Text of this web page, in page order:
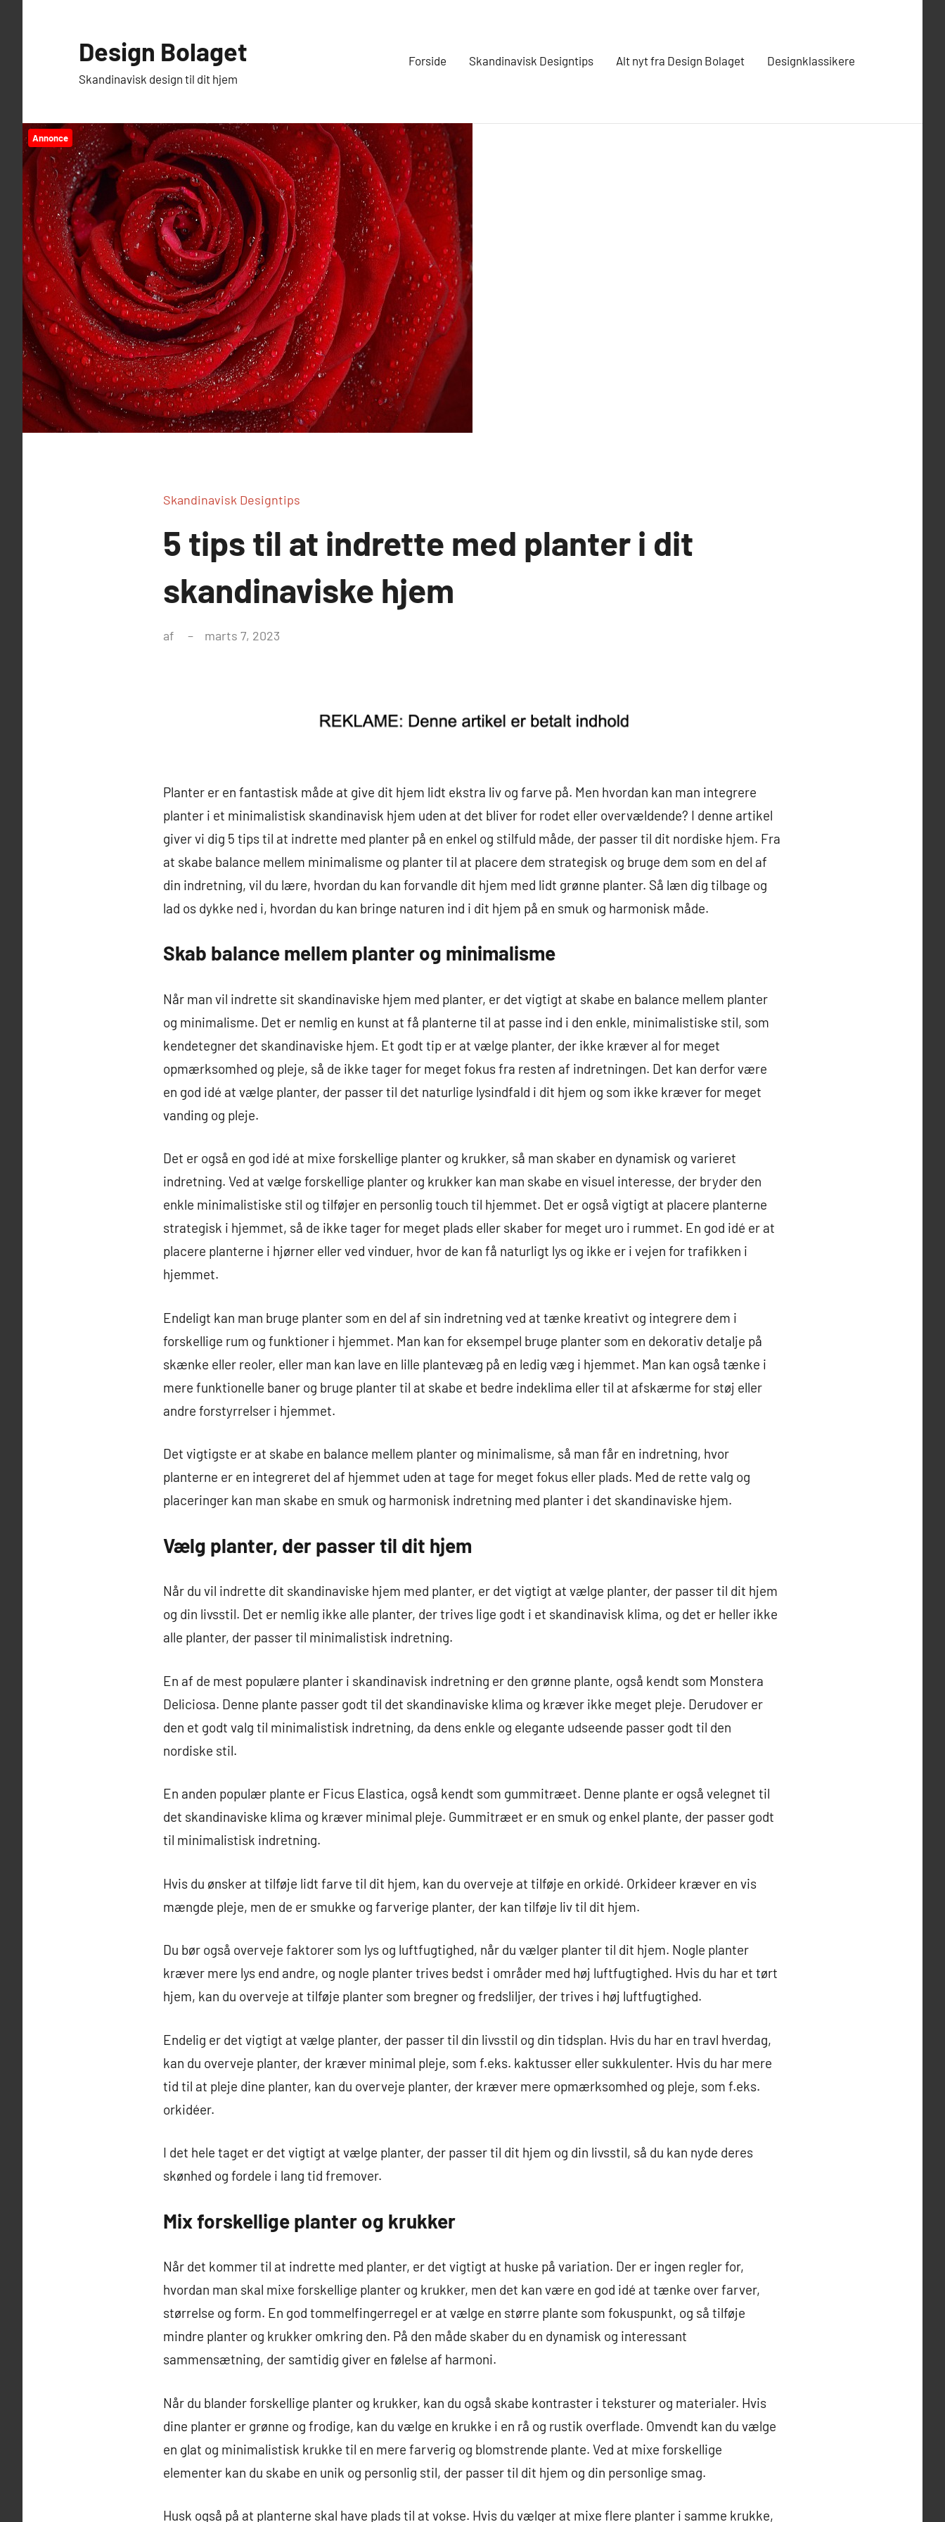
Design Bolaget
Skandinavisk design til dit hjem
Forside Skandinavisk Designtips Alt nyt fra Design Bolaget Designklassikere
Annonce
Skandinavisk Designtips
5 tips til at indrette med planter i dit
skandinaviske hjem
af marts 7, 2023
Planter er en fantastisk måde at give dit hjem lidt ekstra liv og farve på. Men hvordan kan man integrere
planter i et minimalistisk skandinavisk hjem uden at det bliver for rodet eller overvældende? I denne artikel
giver vi dig 5 tips til at indrette med planter på en enkel og stilfuld måde, der passer til dit nordiske hjem. Fra
at skabe balance mellem minimalisme og planter til at placere dem strategisk og bruge dem som en del af
din indretning, vil du lære, hvordan du kan forvandle dit hjem med lidt grønne planter. Så læn dig tilbage og
lad os dykke ned i, hvordan du kan bringe naturen ind i dit hjem på en smuk og harmonisk måde.
Skab balance mellem planter og minimalisme
Når man vil indrette sit skandinaviske hjem med planter, er det vigtigt at skabe en balance mellem planter
og minimalisme. Det er nemlig en kunst at få planterne til at passe ind i den enkle, minimalistiske stil, som
kendetegner det skandinaviske hjem. Et godt tip er at vælge planter, der ikke kræver al for meget
opmærksomhed og pleje, så de ikke tager for meget fokus fra resten af indretningen. Det kan derfor være
en god idé at vælge planter, der passer til det naturlige lysindfald i dit hjem og som ikke kræver for meget
vanding og pleje.
Det er også en god idé at mixe forskellige planter og krukker, så man skaber en dynamisk og varieret
indretning. Ved at vælge forskellige planter og krukker kan man skabe en visuel interesse, der bryder den
enkle minimalistiske stil og tilføjer en personlig touch til hjemmet. Det er også vigtigt at placere planterne
strategisk i hjemmet, så de ikke tager for meget plads eller skaber for meget uro i rummet. En god idé er at
placere planterne i hjørner eller ved vinduer, hvor de kan få naturligt lys og ikke er i vejen for trafikken i
hjemmet.
Endeligt kan man bruge planter som en del af sin indretning ved at tænke kreativt og integrere dem i
forskellige rum og funktioner i hjemmet. Man kan for eksempel bruge planter som en dekorativ detalje på
skænke eller reoler, eller man kan lave en lille plantevæg på en ledig væg i hjemmet. Man kan også tænke i
mere funktionelle baner og bruge planter til at skabe et bedre indeklima eller til at afskærme for støj eller
andre forstyrrelser i hjemmet.
Det vigtigste er at skabe en balance mellem planter og minimalisme, så man får en indretning, hvor
planterne er en integreret del af hjemmet uden at tage for meget fokus eller plads. Med de rette valg og
placeringer kan man skabe en smuk og harmonisk indretning med planter i det skandinaviske hjem.
Vælg planter, der passer til dit hjem
Når du vil indrette dit skandinaviske hjem med planter, er det vigtigt at vælge planter, der passer til dit hjem
og din livsstil. Det er nemlig ikke alle planter, der trives lige godt i et skandinavisk klima, og det er heller ikke
alle planter, der passer til minimalistisk indretning.
En af de mest populære planter i skandinavisk indretning er den grønne plante, også kendt som Monstera
Deliciosa. Denne plante passer godt til det skandinaviske klima og kræver ikke meget pleje. Derudover er
den et godt valg til minimalistisk indretning, da dens enkle og elegante udseende passer godt til den
nordiske stil.
En anden populær plante er Ficus Elastica, også kendt som gummitræet. Denne plante er også velegnet til
det skandinaviske klima og kræver minimal pleje. Gummitræet er en smuk og enkel plante, der passer godt
til minimalistisk indretning.
Hvis du ønsker at tilføje lidt farve til dit hjem, kan du overveje at tilføje en orkidé. Orkideer kræver en vis
mængde pleje, men de er smukke og farverige planter, der kan tilføje liv til dit hjem.
Du bør også overveje faktorer som lys og luftfugtighed, når du vælger planter til dit hjem. Nogle planter
kræver mere lys end andre, og nogle planter trives bedst i områder med høj luftfugtighed. Hvis du har et tørt
hjem, kan du overveje at tilføje planter som bregner og fredsliljer, der trives i høj luftfugtighed.
Endelig er det vigtigt at vælge planter, der passer til din livsstil og din tidsplan. Hvis du har en travl hverdag,
kan du overveje planter, der kræver minimal pleje, som f.eks. kaktusser eller sukkulenter. Hvis du har mere
tid til at pleje dine planter, kan du overveje planter, der kræver mere opmærksomhed og pleje, som f.eks.
orkidéer.
I det hele taget er det vigtigt at vælge planter, der passer til dit hjem og din livsstil, så du kan nyde deres
skønhed og fordele i lang tid fremover.
Mix forskellige planter og krukker
Når det kommer til at indrette med planter, er det vigtigt at huske på variation. Der er ingen regler for,
hvordan man skal mixe forskellige planter og krukker, men det kan være en god idé at tænke over farver,
størrelse og form. En god tommelfingerregel er at vælge en større plante som fokuspunkt, og så tilføje
mindre planter og krukker omkring den. På den måde skaber du en dynamisk og interessant
sammensætning, der samtidig giver en følelse af harmoni.
Når du blander forskellige planter og krukker, kan du også skabe kontraster i teksturer og materialer. Hvis
dine planter er grønne og frodige, kan du vælge en krukke i en rå og rustik overflade. Omvendt kan du vælge
en glat og minimalistisk krukke til en mere farverig og blomstrende plante. Ved at mixe forskellige
elementer kan du skabe en unik og personlig stil, der passer til dit hjem og din personlige smag.
Husk også på at planterne skal have plads til at vokse. Hvis du vælger at mixe flere planter i samme krukke,